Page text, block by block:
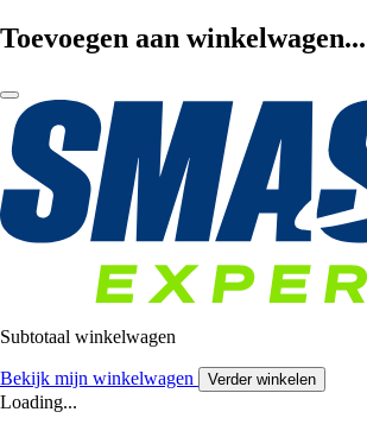
Toevoegen aan winkelwagen...
Subtotaal winkelwagen
Bekijk mijn winkelwagen Verder winkelen
Loading...